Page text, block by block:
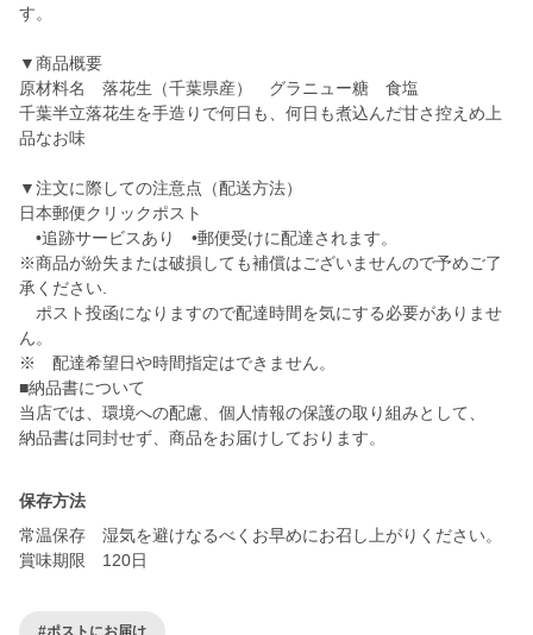
す。
▼商品概要
原材料名 落花生（千葉県産） グラニュー糖 食塩
千葉半立落花生を手造りで何日も、何日も煮込んだ甘さ控えめ上
品なお味
▼注文に際しての注意点（配送方法）
日本郵便クリックポスト
•追跡サービスあり •郵便受けに配達されます。
※商品が紛失または破損しても補償はございませんので予めご了
承ください.
ポスト投函になりますので配達時間を気にする必要がありませ
ん。
※ 配達希望日や時間指定はできません。
■納品書について
当店では、環境への配慮、個人情報の保護の取り組みとして、
保存方法
常温保存 湿気を避けなるべくお早めにお召し上がりください。
賞味期限 120日
#ポストにお届け